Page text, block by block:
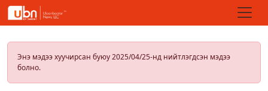
Энэ мэдээ хуучирсан буюу 2025/04/25-нд нийтлэгдсэн мэдээ
болно.